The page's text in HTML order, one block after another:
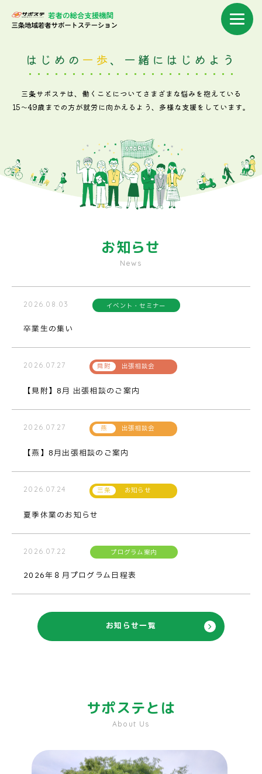
はじめの 一歩 、一緒にはじめよう
三条サポステは、働くことについてさまざまな悩みを抱えている
15～49歳までの方が就労に向かえるよう、多様な支援をしています。
お知らせ
News
2026.08.03 イベント・セミナー
卒業生の集い
2026.07.27 出張相談会
【見附】8月 出張相談のご案内
2026.07.27 出張相談会
【燕】8月出張相談のご案内
2026.07.24 お知らせ
夏季休業のお知らせ
2026.07.22 プログラム案内
2026年８月プログラム日程表
お知らせ一覧
サポステとは
About Us